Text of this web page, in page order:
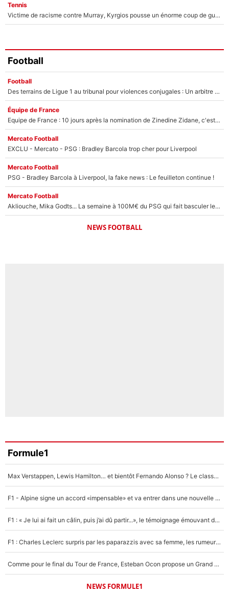
Tennis
Victime de racisme contre Murray, Kyrgios pousse un énorme coup de gueule !
Football
Football
Des terrains de Ligue 1 au tribunal pour violences conjugales : Un arbitre français encourt une peine de 18 mois de prison !
Équipe de France
Equipe de France : 10 jours après la nomination de Zinedine Zidane, c'est au tour de son fils de prendre un nouveau départ !
Mercato Football
EXCLU - Mercato - PSG : Bradley Barcola trop cher pour Liverpool
Mercato Football
PSG - Bradley Barcola à Liverpool, la fake news : Le feuilleton continue !
Mercato Football
Akliouche, Mika Godts... La semaine à 100M€ du PSG qui fait basculer le mercato du PSG !
NEWS FOOTBALL
Formule1
Max Verstappen, Lewis Hamilton… et bientôt Fernando Alonso ? Le classement des pilotes les mieux payés en Formule 1 risque de changer !
F1 - Alpine signe un accord «impensable» et va entrer dans une nouvelle dimension : Grande nouvelle pour Pierre Gasly !
F1 : « Je lui ai fait un câlin, puis j’ai dû partir...», le témoignage émouvant de Max Verstappen sur sa fille
F1 : Charles Leclerc surpris par les paparazzis avec sa femme, les rumeurs étaient vraies !
Comme pour le final du Tour de France, Esteban Ocon propose un Grand Prix de Formule 1 à Paris : «Autour de l’Arc de Triomphe, ce serait génial» !
NEWS FORMULE1